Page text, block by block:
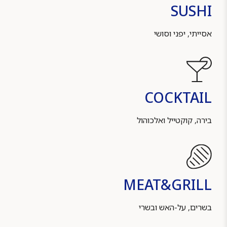
SUSHI
אסייתי, יפני וסושי
COCKTAIL
בירה, קוקטייל ואלכוהול
MEAT&GRILL
בשרים, על-האש ובשרי